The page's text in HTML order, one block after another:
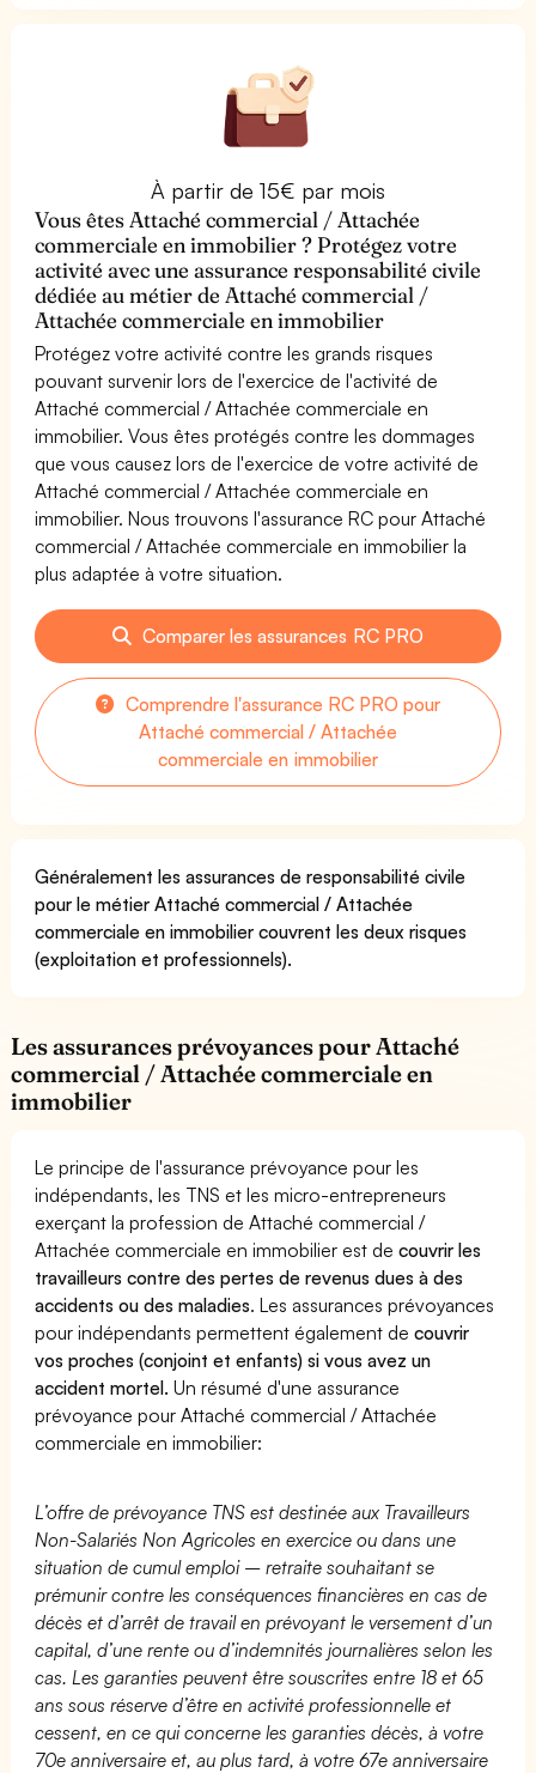
À partir de 15€ par mois
Vous êtes Attaché commercial / Attachée
commerciale en immobilier ? Protégez votre
activité avec une assurance responsabilité civile
dédiée au métier de Attaché commercial /
Attachée commerciale en immobilier
Protégez votre activité contre les grands risques
pouvant survenir lors de l'exercice de l'activité de
Attaché commercial / Attachée commerciale en
immobilier. Vous êtes protégés contre les dommages
que vous causez lors de l'exercice de votre activité de
Attaché commercial / Attachée commerciale en
immobilier. Nous trouvons l'assurance RC pour Attaché
commercial / Attachée commerciale en immobilier la
plus adaptée à votre situation.
Comparer les assurances RC PRO
Comprendre l'assurance RC PRO pour
Attaché commercial / Attachée
commerciale en immobilier
Généralement les assurances de responsabilité civile
pour le métier Attaché commercial / Attachée
commerciale en immobilier couvrent les deux risques
(exploitation et professionnels).
Les assurances prévoyances pour Attaché
commercial / Attachée commerciale en
immobilier
Le principe de l'assurance prévoyance pour les
indépendants, les TNS et les micro-entrepreneurs
exerçant la profession de Attaché commercial /
Attachée commerciale en immobilier est decouvrir les
travailleurs contre des pertes de revenus dues à des
accidents ou des maladies. Les assurances prévoyances
pour indépendants permettent également decouvrir
vos proches (conjoint et enfants) si vous avez un
accident mortel. Un résumé d'une assurance
prévoyance pour Attaché commercial / Attachée
commerciale en immobilier:
L’offre de prévoyance TNS est destinée aux Travailleurs
Non-Salariés Non Agricoles en exercice ou dans une
situation de cumul emploi – retraite souhaitant se
prémunir contre les conséquences financières en cas de
décès et d’arrêt de travail en prévoyant le versement d’un
capital, d’une rente ou d’indemnités journalières selon les
cas. Les garanties peuvent être souscrites entre 18 et 65
ans sous réserve d’être en activité professionnelle et
cessent, en ce qui concerne les garanties décès, à votre
70e anniversaire et, au plus tard, à votre 67e anniversaire